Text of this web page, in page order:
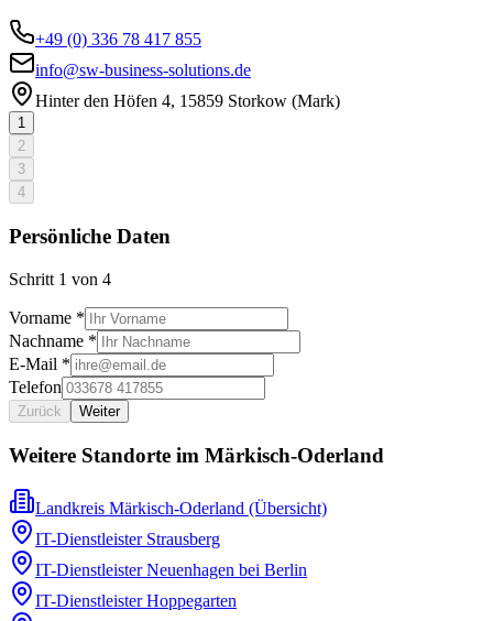
+49 (0) 336 78 417 855
info@sw-business-solutions.de
Hinter den Höfen 4, 15859 Storkow (Mark)
1
2
3
4
Persönliche Daten
Schritt 1 von 4
Vorname *
Nachname *
E-Mail *
Telefon
Zurück Weiter
Weitere Standorte im Märkisch-Oderland
Landkreis Märkisch-Oderland (Übersicht)
IT-Dienstleister Strausberg
IT-DienstleisterNeuenhagen bei Berlin
IT-DienstleisterHoppegarten